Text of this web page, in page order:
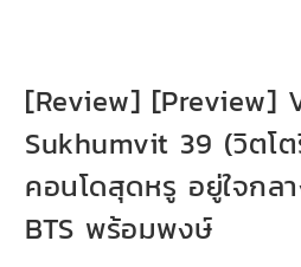
[Review] [Preview]
Sukhumvit 39 (วิตโ
คอนโดสุดหรู อยู่ใจกล
BTS พร้อมพงษ์